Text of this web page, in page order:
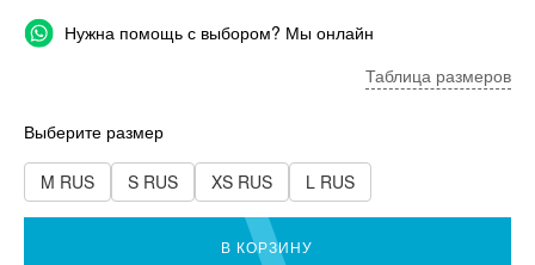
Нужна помощь с выбором? Мы онлайн
Таблица размеров
Выберите размер
M RUS S RUS XS RUS L RUS
В КОРЗИНУ